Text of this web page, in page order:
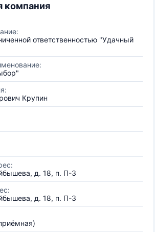
компания
ответственностью "Удачный
Крупин
д. 18, п. П-3
д. 18, п. П-3